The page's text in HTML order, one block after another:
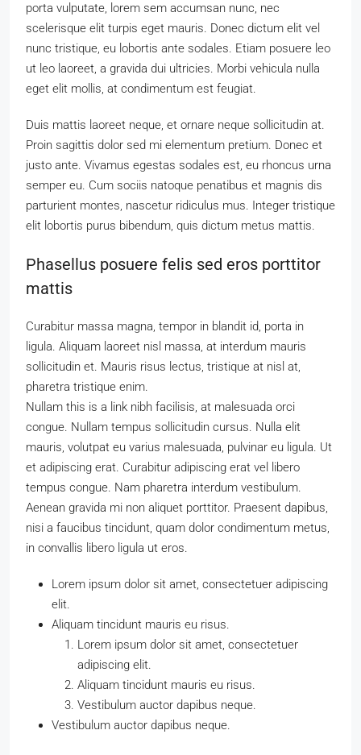
porta vulputate, lorem sem accumsan nunc, nec
scelerisque elit turpis eget mauris. Donec dictum elit vel
nunc tristique, eu lobortis ante sodales. Etiam posuere leo
ut leo laoreet, a gravida dui ultricies. Morbi vehicula nulla
eget elit mollis, at condimentum est feugiat.
Duis mattis laoreet neque, et ornare neque sollicitudin at.
Proin sagittis dolor sed mi elementum pretium. Donec et
justo ante. Vivamus egestas sodales est, eu rhoncus urna
semper eu. Cum sociis natoque penatibus et magnis dis
parturient montes, nascetur ridiculus mus. Integer tristique
elit lobortis purus bibendum, quis dictum metus mattis.
Phasellus posuere felis sed eros porttitor
mattis
Curabitur massa magna, tempor in blandit id, porta in
ligula. Aliquam laoreet nisl massa, at interdum mauris
sollicitudin et. Mauris risus lectus, tristique at nisl at,
pharetra tristique enim.
Nullam this is a link nibh facilisis, at malesuada orci
congue. Nullam tempus sollicitudin cursus. Nulla elit
mauris, volutpat eu varius malesuada, pulvinar eu ligula. Ut
et adipiscing erat. Curabitur adipiscing erat vel libero
tempus congue. Nam pharetra interdum vestibulum.
Aenean gravida mi non aliquet porttitor. Praesent dapibus,
nisi a faucibus tincidunt, quam dolor condimentum metus,
in convallis libero ligula ut eros.
Lorem ipsum dolor sit amet, consectetuer adipiscing
elit.
Aliquam tincidunt mauris eu risus.
Lorem ipsum dolor sit amet, consectetuer
adipiscing elit.
Aliquam tincidunt mauris eu risus.
Vestibulum auctor dapibus neque.
Vestibulum auctor dapibus neque.